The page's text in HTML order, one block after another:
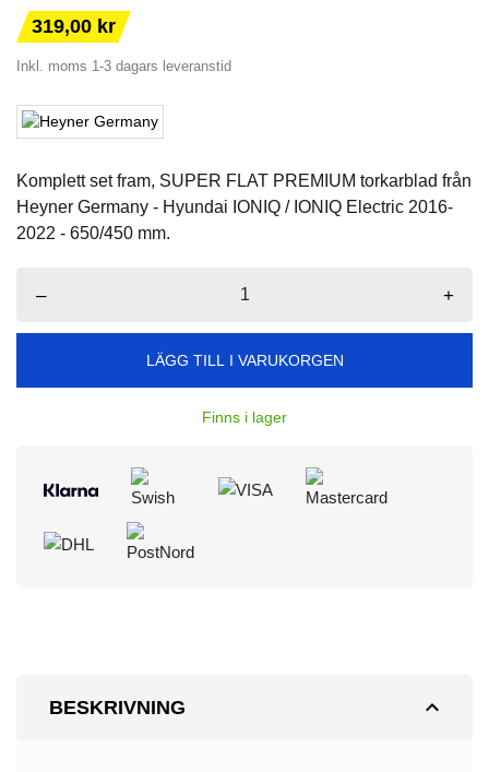
319,00 kr
Inkl. moms 1-3 dagars leveranstid
Komplett set fram, SUPER FLAT PREMIUM torkarblad från
Heyner Germany - Hyundai IONIQ / IONIQ Electric 2016-
2022 - 650/450 mm.
– +
LÄGG TILL I VARUKORGEN
Finns i lager
expand_less
BESKRIVNING